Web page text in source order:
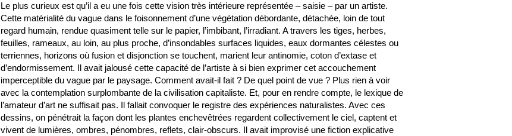
Le plus curieux est qu’il a eu une fois cette vision très intérieure représentée – saisie – par un artiste.
Cette matérialité du vague dans le foisonnement d’une végétation débordante, détachée, loin de tout
regard humain, rendue quasiment telle sur le papier, l’imbibant, l’irradiant. A travers les tiges, herbes,
feuilles, rameaux, au loin, au plus proche, d’insondables surfaces liquides, eaux dormantes célestes ou
terriennes, horizons où fusion et disjonction se touchent, marient leur antinomie, coton d’extase et
d’endormissement. Il avait jalousé cette capacité de l’artiste à si bien exprimer cet accouchement
imperceptible du vague par le paysage. Comment avait-il fait ? De quel point de vue ? Plus rien à voir
avec la contemplation surplombante de la civilisation capitaliste. Et, pour en rendre compte, le lexique de
l’amateur d’art ne suffisait pas. Il fallait convoquer le registre des expériences naturalistes. Avec ces
dessins, on pénétrait la façon dont les plantes enchevêtrées regardent collectivement le ciel, captent et
vivent de lumières, ombres, pénombres, reflets, clair-obscurs. Il avait improvisé une fiction explicative